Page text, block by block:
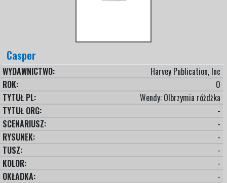
Casper
WYDAWNICTWO:
Harvey Publication, Inc
ROK:
0
TYTUŁ PL:
Wendy: Olbrzymia różdżka
TYTUŁ ORG:
-
SCENARIUSZ:
-
RYSUNEK:
-
TUSZ:
-
KOLOR:
-
OKŁADKA:
-